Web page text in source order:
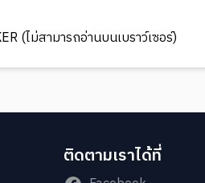
(ไม่สามารถอ่านบนเบราว์เซอร์)
ติดตามเราได้ที่